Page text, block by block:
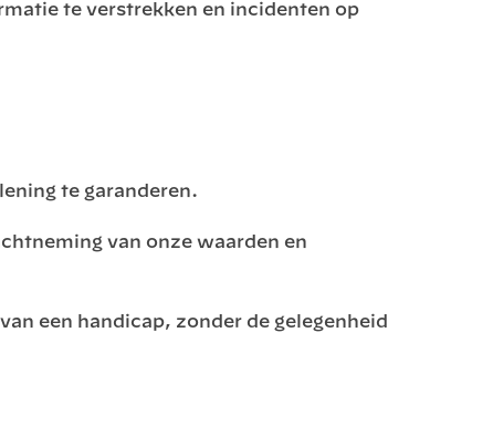
te verstrekken en incidenten op
te garanderen.
van onze waarden en
een handicap, zonder de gelegenheid